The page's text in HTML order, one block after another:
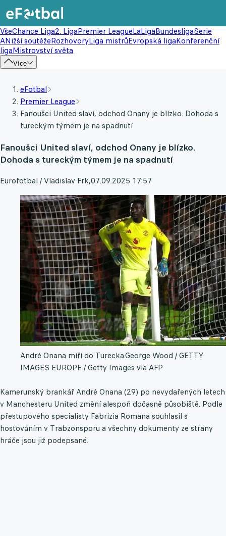
VšeChance Liga2. LigaPremier LeagueLaLigaBundesligaSerie
ANižší soutěžeRozhovoryLiga mistrůEvropská ligaKonferenční
ligaMistrovství světa
Více
eFotbal
Premier League
Fanoušci United slaví, odchod Onany je blízko. Dohoda s
tureckým týmem je na spadnutí
Fanoušci United slaví, odchod Onany je blízko.
Dohoda s tureckým týmem je na spadnutí
Eurofotbal / Vladislav Frk,07.09.2025 17:57
André Onana míří do Turecka.George Wood / GETTY
IMAGES EUROPE / Getty Images via AFP
Kamerunský brankář André Onana (29) po nevydařených letech
v Manchesteru United změní alespoň dočasně působiště. Podle
přestupového specialisty Fabrizia Romana souhlasil s
hostováním v Trabzonsporu a všechny dokumenty ze strany
hráče jsou již podepsané.